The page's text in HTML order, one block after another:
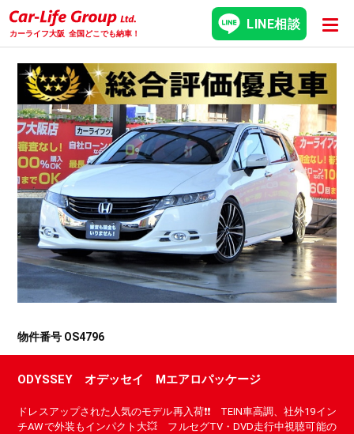
カーライフ大阪 全国どこでも納車！
LINE相談
物件番号 OS4796
ODYSSEY オデッセイ Mエアロパッケージ
ドレスアップされた人気のモデル再入荷❗❗ TEIN車高調、社外19イン
チAWで外装もインパクト大💥 フルセグTV・DVD走行中視聴可能の